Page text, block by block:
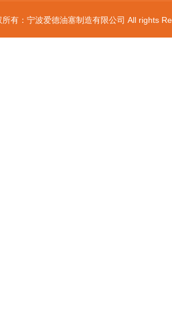
有：宁波爱德油塞制造有限公司 All rights